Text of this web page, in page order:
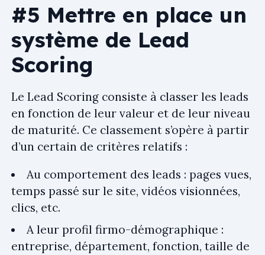
#5 Mettre en place un
système de Lead
Scoring
Le Lead Scoring consiste à classer les leads
en fonction de leur valeur et de leur niveau
de maturité. Ce classement s’opère à partir
d’un certain de critères relatifs :
Au comportement des leads : pages vues,
temps passé sur le site, vidéos visionnées,
clics, etc.
A leur profil firmo-démographique :
entreprise, département, fonction, taille de